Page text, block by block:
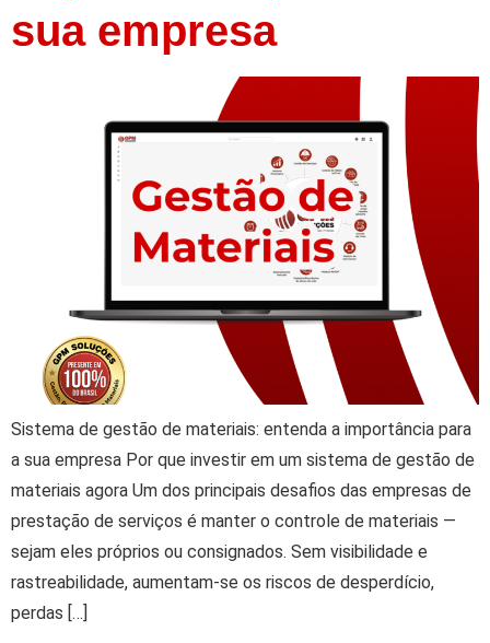
sua empresa
Sistema de gestão de materiais: entenda a importância para
a sua empresa Por que investir em um sistema de gestão de
materiais agora Um dos principais desafios das empresas de
prestação de serviços é manter o controle de materiais —
sejam eles próprios ou consignados. Sem visibilidade e
rastreabilidade, aumentam-se os riscos de desperdício,
perdas […]